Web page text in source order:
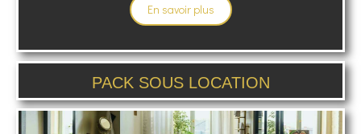
En savoir plus
PACK SOUS LOCATION